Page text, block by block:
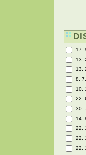
17.
13.
13.
8.
10.
22.
30.
14.
22.
22.
22.